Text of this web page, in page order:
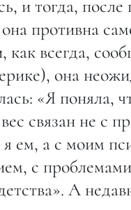
и тогда,
противна
как всегда,
она
«Я поняла,
связан не с
ем, а с моим
с
А